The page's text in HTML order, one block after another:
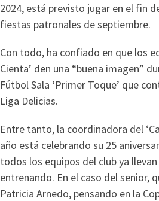
2024, está previsto jugar en el fin
fiestas patronales de septiembre.
Con todo, ha confiado en que los
Cienta’ den una “buena imagen”
Fútbol Sala ‘Primer Toque’ que
Liga Delicias.
Entre tanto, la coordinadora del
año está celebrando su 25
todos los equipos del club ya
entrenando. En el caso del senior,
Patricia Arnedo, pensando en la